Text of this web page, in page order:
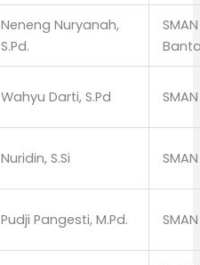
Neneng Nuryanah,
S.Pd.
SMAN
Wahyu Darti, S.Pd
Nuridin, S.Si
Pudji Pangesti, M.Pd.